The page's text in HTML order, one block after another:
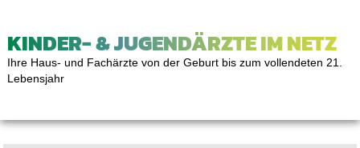
KINDER- & JUGENDÄRZTE IM NETZ
Ihre Haus- und Fachärzte von der Geburt bis zum vollendeten 21.
Lebensjahr